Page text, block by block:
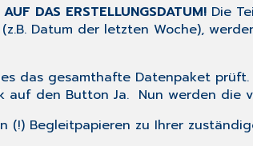
DAS ERSTELLUNGSDATUM! Die
Datum der letzten Woche),
das gesamthafte Datenpaket
auf den Button Ja. Nun werden die
(!) Begleitpapieren zu Ihrer